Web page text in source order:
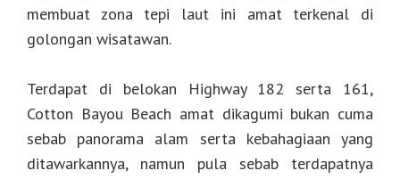
membuat zona tepi laut ini amat terkenal di
golongan wisatawan.
Terdapat di belokan Highway 182 serta 161,
Cotton Bayou Beach amat dikagumi bukan cuma
sebab panorama alam serta kebahagiaan yang
ditawarkannya, namun pula sebab terdapatnya